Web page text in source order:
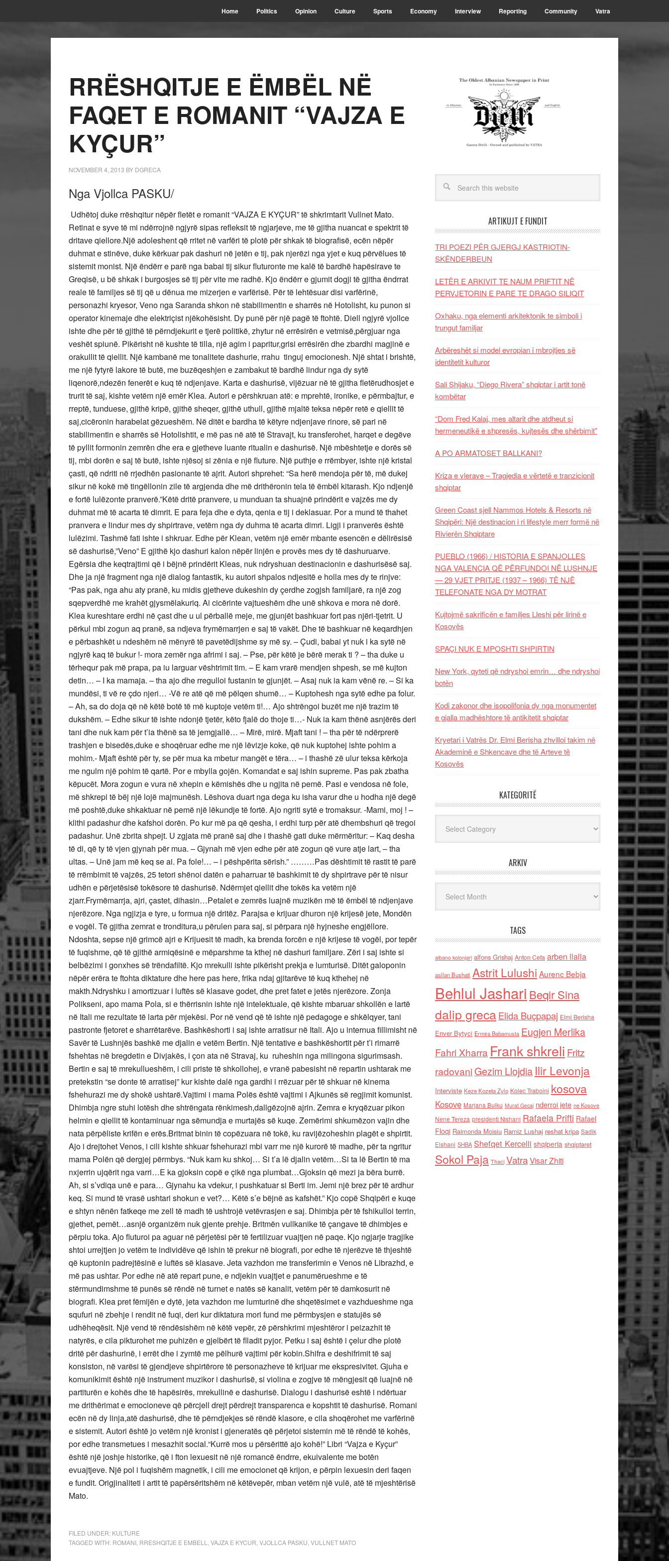
Home Politics Opinion Culture Sports Economy Interview Reporting Community Vatra
RRËSHQITJE E ËMBËL NË
FAQET E ROMANIT “VAJZA E
KYÇUR”
NOVEMBER 4, 2013 BY DGRECA
Nga Vjollca PASKU/
Udhëtoj duke rrëshqitur nëpër fletët e romanit “VAJZA E KYÇUR” të shkrimtarit Vullnet Mato.
Retinat e syve të mi ndërrojnë ngjyrë sipas refleksit të ngjarjeve, me të gjitha nuancat e spektrit të
dritave qiellore.Një adoleshent që rritet në varfëri të plotë për shkak të biografisë, ecën nëpër
duhmat e stinëve, duke kërkuar pak dashuri në jetën e tij, pak njerëzi nga yjet e kuq përvëlues të
sistemit monist. Një ëndërr e parë nga babai tij sikur fluturonte me kalë të bardhë hapësirave te
Greqisë, u bë shkak i burgosjes së tij për vite me radhë. Kjo ëndërr e gjumit dogji të gjitha ëndrrat
reale të familjes së tij që u dënua me mizerjen e varfërisë. Për të lehtësuar disi varfërinë,
personazhi kryesor, Veno nga Saranda shkon në stabilimentin e sharrës në Hotolisht, ku punon si
operator kinemaje dhe elektriçist njëkohësisht. Dy punë për një pagë të ftohtë. Diell ngjyrë vjollce
ishte dhe për të gjithë të përndjekurit e tjerë politikë, zhytur në errësirën e vetmisë,përgjuar nga
veshët spiunë. Pikërisht në kushte të tilla, një agim i papritur,grisi errësirën dhe zbardhi magjinë e
orakullit të qiellit. Një kambanë me tonalitete dashurie, rrahu tinguj emocionesh. Një shtat i brishtë,
me një fytyrë lakore të butë, me buzëqeshjen e zambakut të bardhë lindur nga dy sytë
liqenorë,ndezën fenerët e kuq të ndjenjave. Karta e dashurisë, vijëzuar në të gjitha fletërudhosjet e
trurit të saj, kishte vetëm një emër Klea. Autori e përshkruan atë: e mprehtë, ironike, e përmbajtur, e
rreptë, tunduese, gjithë kripë, gjithë sheqer, gjithë uthull, gjithë mjaltë teksa nëpër retë e qiellit të
saj,cicëronin harabelat gëzueshëm. Në ditët e bardha të këtyre ndjenjave rinore, së pari në
stabilimentin e sharrës së Hotolishtit, e më pas në atë të Stravajt, ku transferohet, harqet e degëve
të pyllit formonin zemrën dhe era e gjetheve luante ritualin e dashurisë. Një mbështetje e dorës së
tij, mbi dorën e saj të butë, ishte njësoj si zënia e një fluture. Një puthje e rrëmbyer, ishte një kristal
çasti, që ndriti në rrjedhën pasionante të ajrit. Autori shprehet: “Sa herë mendoja për të, më dukej
sikur në kokë më tingëllonin zile të argjenda dhe më drithëronin tela të ëmbël kitarash. Kjo ndjenjë
e fortë lulëzonte pranverë.”Këtë dritë pranvere, u munduan ta shuajnë prindërit e vajzës me dy
duhmat më të acarta të dimrit. E para feja dhe e dyta, qenia e tij i deklasuar. Por a mund të thahet
pranvera e lindur mes dy shpirtrave, vetëm nga dy duhma të acarta dimri. Ligji i pranverës është
lulëzimi. Tashmë fati ishte i shkruar. Edhe për Klean, vetëm një emër mbante esencën e dëlirësisë
së dashurisë,”Veno” E gjithë kjo dashuri kalon nëpër linjën e provës mes dy të dashuruarve.
Egërsia dhe keqtrajtimi që i bëjnë prindërit Kleas, nuk ndryshuan destinacionin e dashurisësë saj.
Dhe ja një fragment nga një dialog fantastik, ku autori shpalos ndjesitë e holla mes dy te rinjve:
“Pas pak, nga ahu aty pranë, ku midis gjetheve dukeshin dy çerdhe zogjsh familjarë, ra një zog
sqepverdhë me krahët gjysmëlakuriq. Ai cicërinte vajtueshëm dhe unë shkova e mora në dorë.
Klea kureshtare erdhi në çast dhe u ul përballë meje, me gjunjët bashkuar fort pas njëri-tjetrit. U
përkul mbi zogun aq pranë, sa ndjeva frymëmarrjen e saj të vakët. Dhe të bashkuar në keqardhjen
e përbashkët u ndeshëm në mënyrë të pavetëdijshme sy më sy. – Çudi, babai yt nuk i ka sytë në
ngjyrë kaq të bukur !- mora zemër nga afrimi i saj. – Pse, për këtë je bërë merak ti ? – tha duke u
tërhequr pak më prapa, pa iu larguar vështrimit tim. – E kam vrarë mendjen shpesh, se më kujton
detin… – I ka mamaja. – tha ajo dhe rregulloi fustanin te gjunjët. – Asaj nuk ia kam vënë re. – Si ka
mundësi, ti vë re çdo njeri… -Vë re atë që më pëlqen shumë… – Kuptohesh nga sytë edhe pa folur.
– Ah, sa do doja që në këtë botë të më kuptoje vetëm ti!… Ajo shtrëngoi buzët me një trazim të
dukshëm. – Edhe sikur të ishte ndonjë tjetër, këto fjalë do thoje ti…- Nuk ia kam thënë asnjërës deri
tani dhe nuk kam për t’ia thënë sa të jemgjallë… – Mirë, mirë. Mjaft tani ! – tha për të ndërprerë
trashjen e bisedës,duke e shoqëruar edhe me një lëvizje koke, që nuk kuptohej ishte pohim a
mohim.- Mjaft është për ty, se për mua ka mbetur mangët e tëra… – i thashë zë ulur teksa kërkoja
me ngulm një pohim të qartë. Por e mbylla gojën. Komandat e saj ishin supreme. Pas pak zbatha
këpucët. Mora zogun e vura në xhepin e këmishës dhe u ngjita në pemë. Pasi e vendosa në fole,
më shkrepi të bëj një lojë majmunësh. Lëshova duart nga dega ku isha varur dhe u hodha një degë
më poshtë,duke shkaktuar në pemë një lëkundje të fortë. Ajo ngriti sytë e tromaksur. -Mami, moj ! –
klithi padashur dhe kafshoi dorën. Po kur më pa që qesha, i erdhi turp për atë dhembshuri që tregoi
padashur. Unë zbrita shpejt. U zgjata më pranë saj dhe i thashë gati duke mërmëritur: – Kaq desha
të di, që ty të vjen gjynah për mua. – Gjynah më vjen edhe për atë zogun që vure atje lart, – tha
ultas. – Unë jam më keq se ai. Pa fole!… – i pëshpërita sërish.” ………Pas dështimit të rastit të parë
të rrëmbimit të vajzës, 25 tetori shënoi datën e paharruar të bashkimit të dy shpirtrave për të nisur
udhën e përjetësisë tokësore të dashurisë. Ndërmjet qiellit dhe tokës ka vetëm një
zjarr.Frymëmarrja, ajri, çastet, dihasin…Petalet e zemrës luajnë muzikën më të ëmbël të ndjenjave
njerëzore. Nga ngjizja e tyre, u formua një dritëz. Parajsa e krijuar dhuron një krijesë jete, Mondën
e vogël. Të gjitha zemrat e tronditura,u përulen para saj, si përpara një hyjneshe engjëllore.
Ndoshta, sepse një grimcë ajri e Krijuesit të madh, ka brenda forcën e një krijese të vogël, por tepër
të fuqishme, që të gjithë armiqësinë e mëparshme ta kthej në dashuri familjare. Zëri i saj ishte si
belbëzimi i gonxhes së trëndafiltë. Kjo mrekulli ishte pikërisht prekja e lumturisë. Ditët galoponin
nëpër erëra te ftohta diktature dhe here pas here, frika ndaj gjitarëve të kuq kthehej në
makth.Ndryshku i amortizuar i luftës së klasave godet, dhe pret fatet e jetës njerëzore. Zonja
Polikseni, apo mama Pola, si e thërrisnin ishte një intelektuale, që kishte mbaruar shkollën e lartë
në Itali me rezultate të larta për mjekësi. Por në vend që të ishte një pedagoge e shkëlqyer, tani
pastronte fjetoret e sharrëtarëve. Bashkëshorti i saj ishte arratisur në Itali. Ajo u internua fillimisht në
Savër të Lushnjës bashkë me djalin e vetëm Bertin. Një tentative e bashkëshortit për t’i rimarrë
fshehtas në bregdetin e Divjakës, i çon ata në Stravaj, ku ruheshin nga milingona sigurimsash.
Bertin e saj të mrekullueshëm, i cili priste të shkollohej, e vranë pabesisht në repartin ushtarak me
pretekstin “se donte të arratisej” kur kishte dalë nga gardhi i rrëzuar për të shkuar në kinema
fshehurazi me dy shokë ushtarë.Vajtimi i mama Polës është vajtimi i Ajkunës së regjimit komunist.
Dhimbja ngre stuhi lotësh dhe shtrëngata rënkimesh,dallgëzojnë ajrin. Zemra e kryqëzuar pikon
helmin e qiellit të kontaminuar nga sëmundja e murtajës së kuqe. Zemërimi shkumëzon vajin dhe
nata përpëliste krifën e erës.Britmat binin të copëzuara në tokë, ku ravijëzoheshin plagët e shpirtit.
Ajo i drejtohet Venos, i cili kishte shkuar fshehurazi mbi varr me një kurorë të madhe, për ta ngritur
mama Polën që dergjej përmbys. “Nuk kam ku shkoj… Si t’a lë djalin vetëm…Si ta lë Bertin të ma
nxjerrin ujqërit nga varri…E ka gjoksin copë e çikë nga plumbat…Gjoksin që mezi ja bëra burrë.
Ah, si s’vdiqa unë e para… Gjynahu ka vdekur, i pushkatuar si Berti im. Jemi një brez për të ardhur
keq. Si mund të vrasë ushtari shokun e vet?… Këtë s’e bëjnë as kafshët.” Kjo copë Shqipëri e kuqe
e shtyn nënën fatkeqe me zell të madh të ushtrojë vetëvrasjen e saj. Dhimbja për të fshikulloi terrin,
gjethet, pemët…asnjë organizëm nuk gjente prehje. Britmën vullkanike të çangave të dhimbjes e
përpiu toka. Ajo fluturoi pa aguar në përjetësi për të fertilizuar vuajtjen në paqe. Kjo ngjarje tragjike
shtoi urrejtjen jo vetëm te individëve që ishin të prekur në biografi, por edhe të njerëzve të thjeshtë
që kuptonin padrejtësinë e luftës së klasave. Jeta vazhdon me transferimin e Venos në Librazhd, e
më pas ushtar. Por edhe në atë repart pune, e ndjekin vuajtjet e panumërueshme e të
stërmundimshme të punës së rëndë në turnet e natës së kanalit, vetëm për të damkosurit në
biografi. Klea pret fëmijën e dytë, jeta vazhdon me lumturinë dhe shqetësimet e vazhdueshme nga
squfuri në zbehje i rendit në fuqi, deri kur diktatura mori fund me përmbysjen e statujës së
udhëheqësit. Një vend të rëndësishëm në këtë vepër, zë përshkrimi mjeshtëror i peizazhit të
natyrës, e cila pikturohet me puhizën e gjelbërt të flladit pyjor. Petku i saj është i çelur dhe plotë
dritë për dashurinë, i errët dhe i zymtë me pëlhurë vajtimi për kobin.Shifra e deshifrimit të saj
konsiston, në varësi të gjendjeve shpirtërore të personazheve të krijuar me ekspresivitet. Gjuha e
komunikimit është një instrument muzikor i dashurisë, si violina e zogjve të mëngjesit që luajnë në
partiturën e kohës dhe të hapësirës, mrekullinë e dashurisë. Dialogu i dashurisë eshtë i ndërtuar
me drithërimat e emocioneve që përcjell drejt përdrejt transparenca e kopshtit të dashurisë. Romani
ecën në dy linja,atë dashurisë, dhe të përndjekjes së rëndë klasore, e cila shoqërohet me varfërinë
e sistemit. Autori është jo vetëm një kronist i gjeneratës që përjetoi sistemin më të rëndë të kohës,
por edhe transmetues i mesazhit social.“Kurrë mos u përsërittë ajo kohë!” Libri “Vajza e Kyçur”
është një joshje historike, që i fton lexuesit në një romancë ëndrre, ekuivalente me botën
evuajtjeve. Një pol i fuqishëm magnetik, i cili me emocionet që krijon, e përpin lexuesin deri faqen
e fundit. Origjinaliteti i artit të papërsëritshëm në këtëvepër, mban vetëm një vulë, atë të mjeshtërisë
Mato.
FILED UNDER: KULTURE
TAGGED WITH: ROMANI RRESHQITJE E EMBELL VAJZA E KYCUR VJOLLCA PASKU VULLNET MATO
ARTIKUJT E FUNDIT
TRI POEZI PËR GJERGJ KASTRIOTIN-
SKËNDERBEUN
LETËR E ARKIVIT TE NAUM PRIFTIT NË
PERVJETORIN E PARE TE DRAGO SILIQIT
Oxhaku, nga elementi arkitektonik te simboli i
trungut familjar
Arbëreshët si model evropian i mbrojtjes së
identitetit kulturor
Sali Shijaku, “Diego Rivera” shqiptar i artit tonë
kombëtar
“Dom Fred Kalaj, mes altarit dhe atdheut si
hermeneutikë e shpresës, kujtesës dhe shërbimit”
A PO ARMATOSET BALLKANI?
Kriza e vlerave – Tragjedia e vërtetë e tranzicionit
shqiptar
Green Coast sjell Nammos Hotels & Resorts në
Shqipëri: Një destinacion i ri lifestyle merr formë në
Rivierën Shqiptare
PUEBLO (1966) / HISTORIA E SPANJOLLES
NGA VALENCIA QË PËRFUNDOI NË LUSHNJE
— 29 VJET PRITJE (1937 – 1966) TË NJË
TELEFONATE NGA DY MOTRAT
Kujtojmë sakrificën e familjes Lleshi për lirinë e
Kosovës
SPAÇI NUK E MPOSHTI SHPIRTIN
New York, qyteti që ndryshoi emrin… dhe ndryshoi
botën
Kodi zakonor dhe isopolifonia dy nga monumentet
e gjalla madhështore të antikitetit shqiptar
Kryetari i Vatrës Dr. Elmi Berisha zhvilloi takim në
Akademinë e Shkencave dhe të Arteve të
Kosovës
KATEGORITË
ARKIV
TAGS
albano kolonjari alfons Grishaj Anton Cefa arben llalla
asllan Bushati Astrit Lulushi Aurenc Bebja
Behlul Jashari Beqir Sina
dalip grecaElida Buçpapaj Elmi Berisha
Enver Bytyci Ermira Babamusta Eugjen Merlika
Fahri Xharra Frank shkreli Fritz
radovaniGezim Llojdia Ilir Levonja
Interviste Keze Kozeta Zylo Kolec Traboini kosova
Kosove Marjana Bulku Murat Gecaj nderroi jete ne Kosove
Nene Tereza presidenti Nishani Rafaela Prifti Rafael
Floqi Raimonda Moisiu Ramiz Lushaj reshat kripa Sadik
Elshani SHBA Shefqet Kercelli shqiperia shqiptaret
Sokol Paja Thaci VatraVisar Zhiti